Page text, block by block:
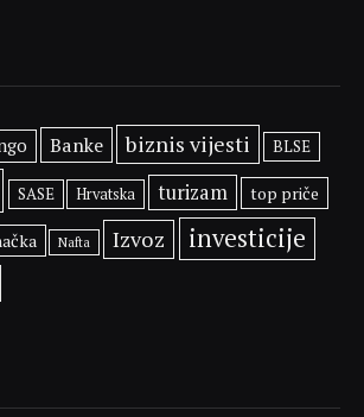
Banke biznis vijesti BLSE
SASE Hrvatska turizam top priče
Nafta Izvoz investicije